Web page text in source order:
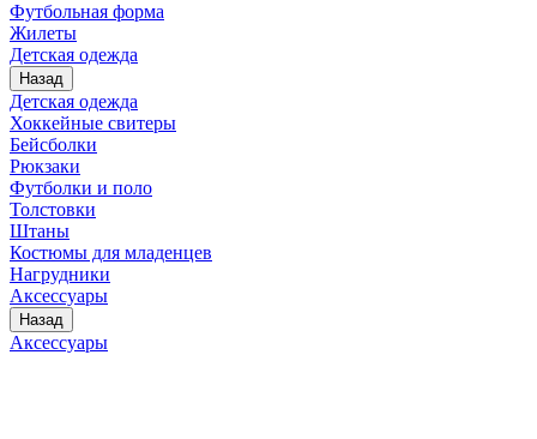
Футбольная форма
Жилеты
Детская одежда
Назад
Детская одежда
Хоккейные свитеры
Бейсболки
Рюкзаки
Футболки и поло
Толстовки
Штаны
Костюмы для младенцев
Нагрудники
Аксессуары
Назад
Аксессуары